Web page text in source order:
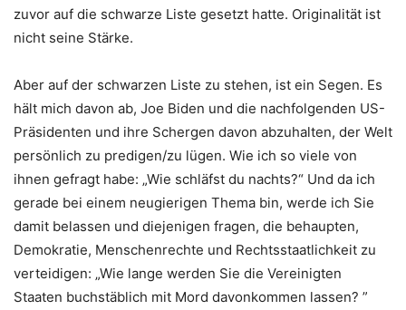
zuvor auf die schwarze Liste gesetzt hatte. Originalität ist
nicht seine Stärke.
Aber auf der schwarzen Liste zu stehen, ist ein Segen. Es
hält mich davon ab, Joe Biden und die nachfolgenden US-
Präsidenten und ihre Schergen davon abzuhalten, der Welt
persönlich zu predigen/zu lügen. Wie ich so viele von
ihnen gefragt habe: „Wie schläfst du nachts?“ Und da ich
gerade bei einem neugierigen Thema bin, werde ich Sie
damit belassen und diejenigen fragen, die behaupten,
Demokratie, Menschenrechte und Rechtsstaatlichkeit zu
verteidigen: „Wie lange werden Sie die Vereinigten
Staaten buchstäblich mit Mord davonkommen lassen? ”